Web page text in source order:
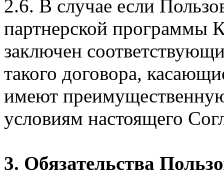
2.6. В случае если
партнерской программы
заключен
такого договора,
имеют
условиям настоящего
3. Обязательства